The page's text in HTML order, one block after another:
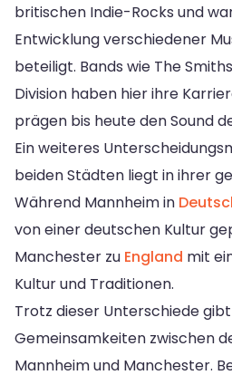
britischen Indie-Rocks und
Entwicklung verschiedener
beteiligt. Bands wie The
Division haben hier ihre
prägen bis heute den Sound
Ein weiteres
beiden Städten liegt in ihrer
Während Mannheim in
von einer deutschen Kultur
Manchester zu England mit
Kultur und Traditionen.
Trotz dieser Unterschiede
Gemeinsamkeiten zwischen
Mannheim und Manchester.